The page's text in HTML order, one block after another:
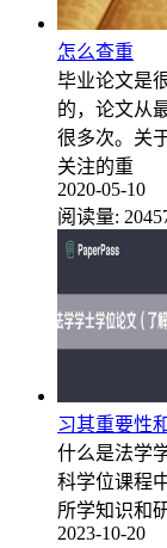
怎么查重
毕业论文是
的，论文从
很多次。关
关注的重
2020-05-10
阅读量:
习其重要性
什么是法学
科学位课程
所学知识和
2023-10-20